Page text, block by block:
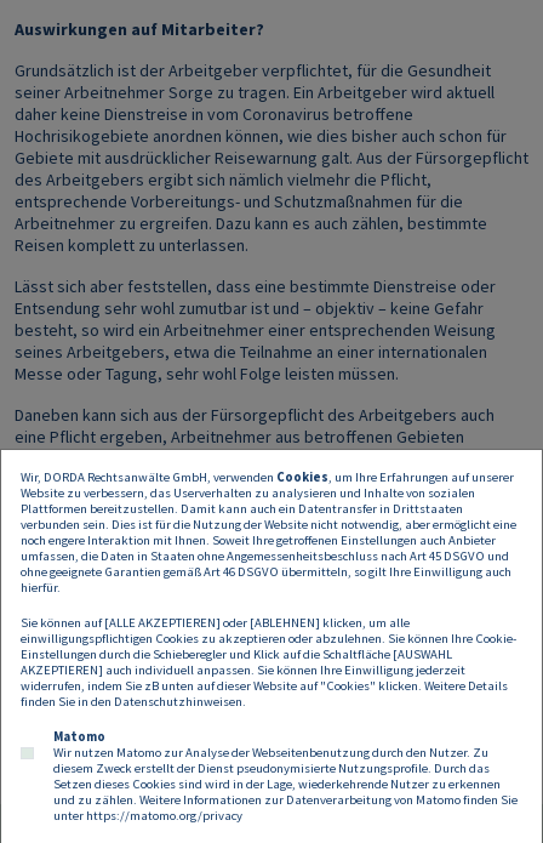
Auswirkungen auf Mitarbeiter?
Grundsätzlich ist der Arbeitgeber verpflichtet, für die Gesundheit
seiner Arbeitnehmer Sorge zu tragen. Ein Arbeitgeber wird aktuell
daher keine Dienstreise in vom Coronavirus betroffene
Hochrisikogebiete anordnen können, wie dies bisher auch schon für
Gebiete mit ausdrücklicher Reisewarnung galt. Aus der Fürsorgepflicht
des Arbeitgebers ergibt sich nämlich vielmehr die Pflicht,
entsprechende Vorbereitungs- und Schutzmaßnahmen für die
Arbeitnehmer zu ergreifen. Dazu kann es auch zählen, bestimmte
Reisen komplett zu unterlassen.
Lässt sich aber feststellen, dass eine bestimmte Dienstreise oder
Entsendung sehr wohl zumutbar ist und – objektiv – keine Gefahr
besteht, so wird ein Arbeitnehmer einer entsprechenden Weisung
seines Arbeitgebers, etwa die Teilnahme an einer internationalen
Messe oder Tagung, sehr wohl Folge leisten müssen.
Daneben kann sich aus der Fürsorgepflicht des Arbeitgebers auch
eine Pflicht ergeben, Arbeitnehmer aus betroffenen Gebieten
Arbeitnehmers ausschließlich auf private Gründe zurückzuführen ist.
Sitzt ein Arbeitnehmer in einem solchen Fall etwa an einem unter
Quarantäne gestellten Ort fest und ist daher an seiner Arbeitsleistung
verhindert, so behält er seinen Anspruch auf das Entgelt aber
jedenfalls für bestimmte (verhältnismäßig kurze) Zeit.
erkrankt ist und leistete der Arbeitgeber seiner Pflicht zur
Entgeltfortzahlung bereits Folge, so kann er auf Basis des
Epidemiegesetzes unter Umständen einen Kostenersatz vom Bund
beantragen.
Wir, DORDA Rechtsanwälte GmbH, verwenden Cookies, um Ihre Erfahrungen auf unserer
Website zu verbessern, das Userverhalten zu analysieren und Inhalte von sozialen
Plattformen bereitzustellen. Damit kann auch ein Datentransfer in Drittstaaten
verbunden sein. Dies ist für die Nutzung der Website nicht notwendig, aber ermöglicht eine
noch engere Interaktion mit Ihnen. Soweit Ihre getroffenen Einstellungen auch Anbieter
umfassen, die Daten in Staaten ohne Angemessenheitsbeschluss nach Art 45 DSGVO und
ohne geeignete Garantien gemäß Art 46 DSGVO übermitteln, so gilt Ihre Einwilligung auch
hierfür.
Sie können auf [ALLE AKZEPTIEREN] oder [ABLEHNEN] klicken, um alle
einwilligungspflichtigen Cookies zu akzeptieren oder abzulehnen. Sie können Ihre Cookie-
Einstellungen durch die Schieberegler und Klick auf die Schaltfläche [AUSWAHL
AKZEPTIEREN] auch individuell anpassen. Sie können Ihre Einwilligung jederzeit
widerrufen, indem Sie zB unten auf dieser Website auf "Cookies" klicken. Weitere Details
finden Sie in den Datenschutzhinweisen.
Matomo
Wir nutzen Matomo zur Analyse der Webseitenbenutzung durch den Nutzer. Zu
diesem Zweck erstellt der Dienst pseudonymisierte Nutzungsprofile. Durch das
Setzen dieses Cookies sind wird in der Lage, wiederkehrende Nutzer zu erkennen
und zu zählen. Weitere Informationen zur Datenverarbeitung von Matomo finden Sie
unter https://matomo.org/privacy